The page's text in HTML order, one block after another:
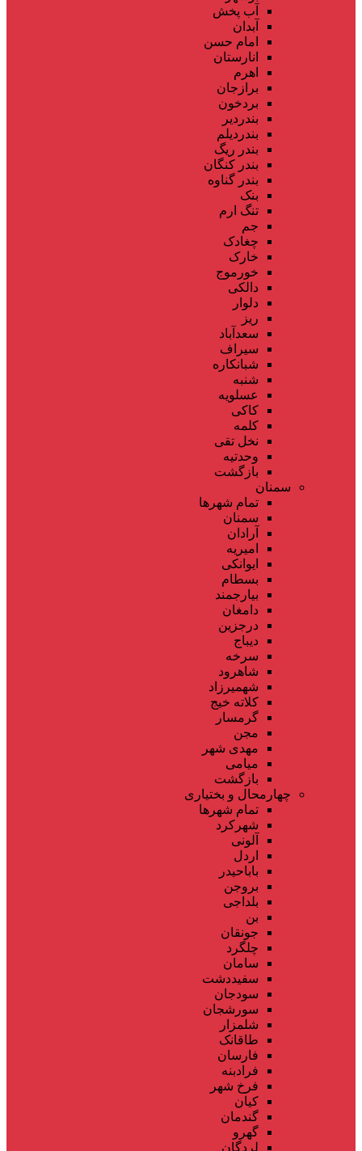
آب پخش
آبدان
امام حسن
انارستان
اهرم
برازجان
بردخون
بندردیر
بندردیلم
بندر ریگ
بندر کنگان
بندر گناوه
بنک
تنگ ارم
جم
چغادک
خارک
خورموج
دالکی
دلوار
ریز
سعدآباد
سیراف
شبانکاره
شنبه
عسلویه
کاکی
کلمه
نخل تقی
وحدتیه
بازگشت
سمنان
تمام شهر‌ها
سمنان
آرادان
امیریه
ایوانکی
بسطام
بیارجمند
دامغان
درجزین
دیباج
سرخه
شاهرود
شهمیرزاد
کلاته خیج
گرمسار
مجن
مهدی شهر
میامی
بازگشت
چهارمحال و بختیاری
تمام شهر‌ها
شهرکرد
آلونی
اردل
باباحیدر
بروجن
بلداجی
بن
جونقان
چلگرد
سامان
سفیددشت
سودجان
سورشجان
شلمزار
طاقانک
فارسان
فرادبنه
فرخ شهر
کیان
گندمان
گهرو
لردگان